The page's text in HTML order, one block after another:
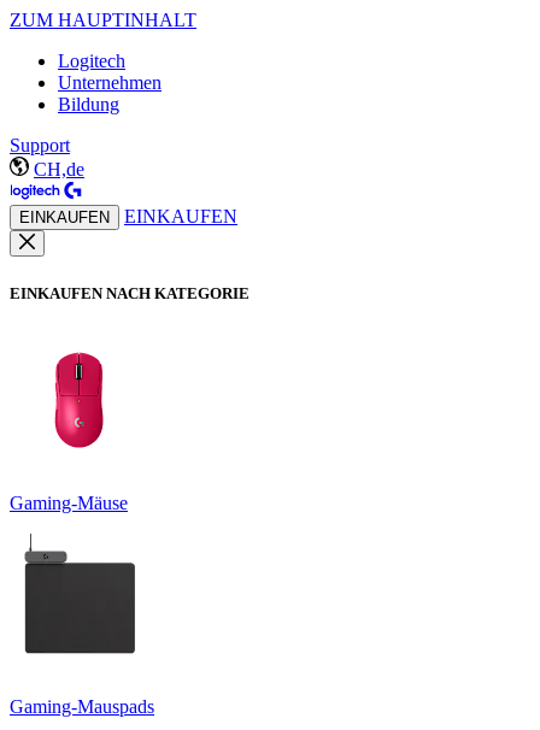
ZUM HAUPTINHALT
Logitech
Unternehmen
Bildung
Support
CH,de
EINKAUFEN EINKAUFEN
EINKAUFEN NACH KATEGORIE
Gaming-Mäuse
Gaming-Mauspads